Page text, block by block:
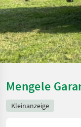
Mengele
Kleinanzeige